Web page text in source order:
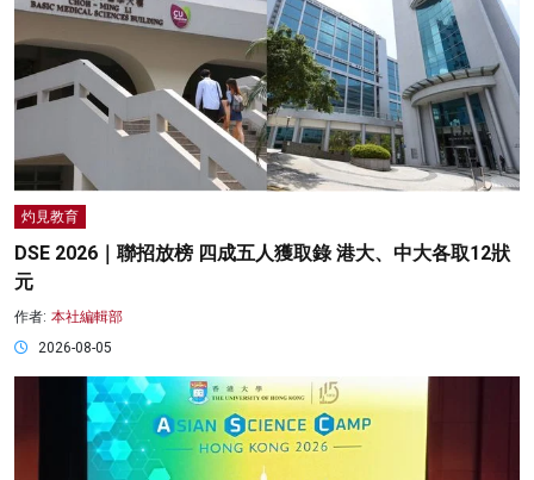
灼見教育
DSE 2026｜聯招放榜 四成五人獲取錄 港大、中大各取12狀
元
作者: 本社編輯部
2026-08-05